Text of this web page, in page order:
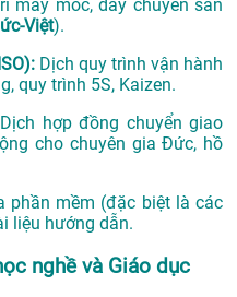
máy móc, dây chuyền sản
Việt).
Dịch quy trình vận hành
quy trình 5S, Kaizen.
hợp đồng chuyển giao
cho chuyên gia Đức, hồ
phần mềm (đặc biệt là các
liệu hướng dẫn.
nghề và Giáo dục